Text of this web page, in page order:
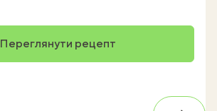
Переглянути рецепт